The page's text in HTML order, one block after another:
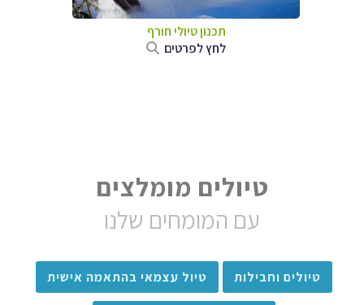
תכנון טיולי חורף
לחץ לפרטים
טיולים מומלצים
עם המומחים שלנו
טיולים וחבילות טיול עצמאי בהתאמה אישית